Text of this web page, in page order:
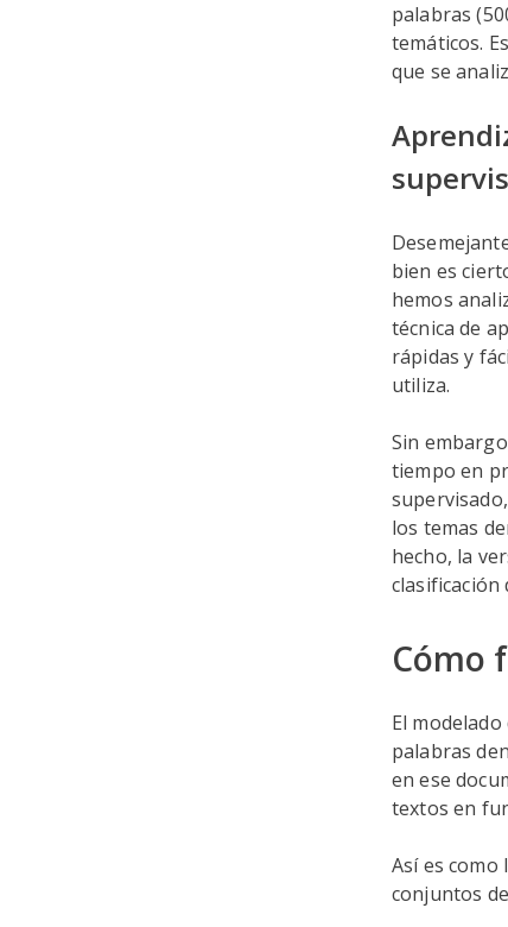
palabras
temáticos.
que se
bien es
hemos
técnica de
rápidas y
utiliza.
Sin
tiempo en
los temas
hecho, la
clasificación
Cómo
El
palabras
en ese
textos en
Así es
conjuntos